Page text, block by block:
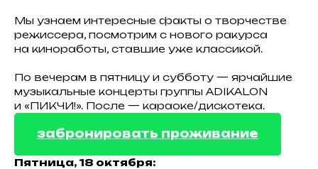
Мы узнаем интересные факты о творчестве
режиссера, посмотрим с нового ракурса
на киноработы, ставшие уже классикой.
По вечерам в пятницу и субботу — ярчайшие
музыкальные концерты группы ADIKALON
и «ПИКЧИ!». После — караоке/дискотека.
забронировать проживание
Пятница, 18 октября: